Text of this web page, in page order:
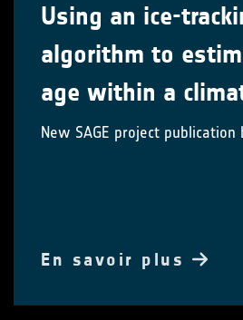
Using an ice-
algorithm to
age within a
New SAGE project publication
En savoir plus